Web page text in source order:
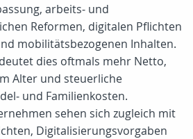
arbeits‑ und
Reformen, digitalen Pflichten
mobilitätsbezogenen Inhalten.
dies oftmals mehr Netto,
Alter und steuerliche
und Familienkosten.
sehen sich zugleich mit
Digitalisierungsvorgaben